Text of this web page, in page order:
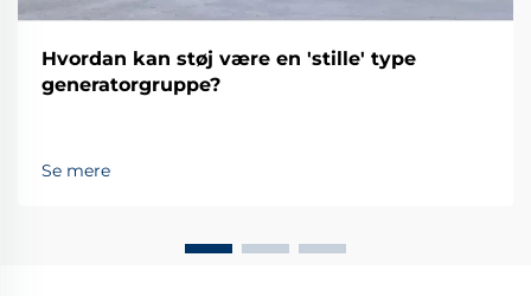
Hvordan kan støj være en 'stille' type
generatorgruppe?
Se mere